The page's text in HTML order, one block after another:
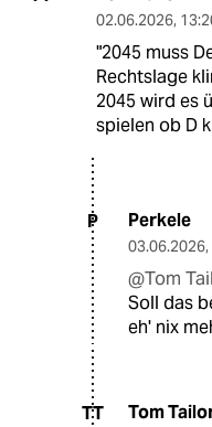
02.06.2026,
"2045 muss
Rechtslage
2045 wird es
spielen ob D
P Perkele
03.06.2026,
@Tom
Soll das
eh' nix
TT Tom